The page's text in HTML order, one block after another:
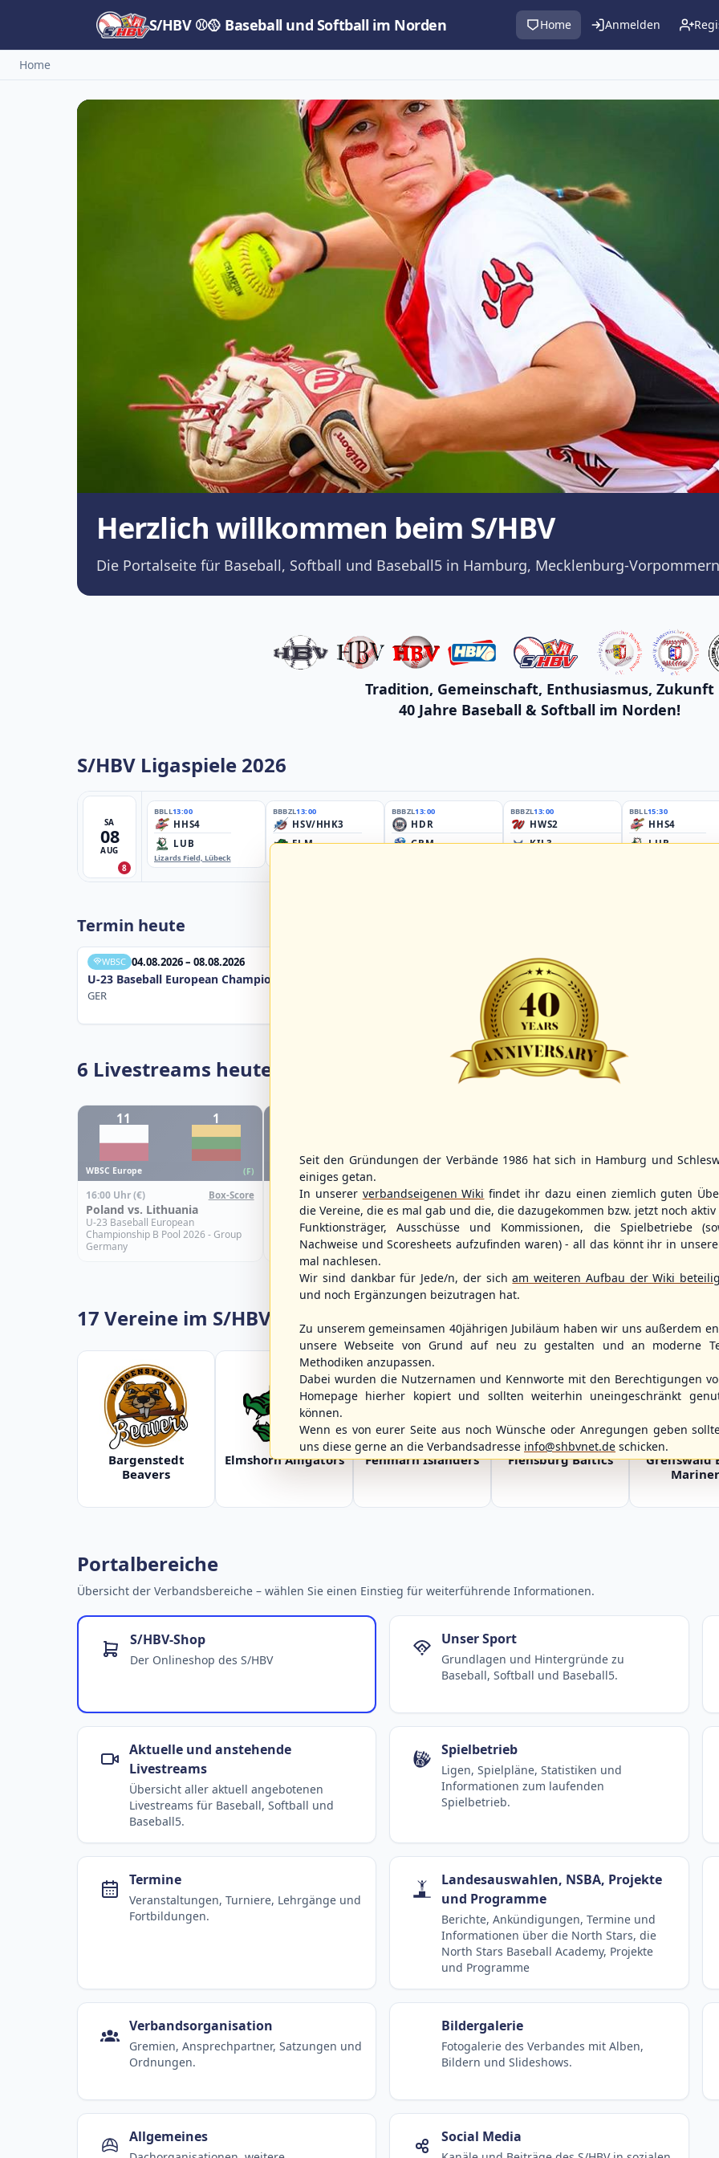
S/HBV ⚾🥎 Baseball und Softball im Norden Home Anmelden
Home
Herzlich willkommen beim S/HBV
Die Portalseite für Baseball, Softball und Baseball5 in Hamburg, Mecklenburg-
Tradition, Gemeinschaft, Enthusiasmus, Zukunft
40 Jahre Baseball & Softball im Norden!
S/HBV Ligaspiele 2026
SA
08
AUG
8
BBLL13:00
HHS4
LUB
Lizards Field, Lübeck
BBBZL13:00
HSV/HHK3
ELM
BBBZL13:00
HDR
GBM
BBBZL13:00
HWS2
KIL3
BBLL15:30
HHS4
LUB
Termin heute
WBSC 04.08.2026 – 08.08.2026
U-23 Baseball European Championship B Pool 2026 - Group Germany
GER
6 Livestreams heute
11 1
WBSC Europe (F)
16:00 Uhr(€) Box-Score
Poland vs. Lithuania
U-23 Baseball European
Championship B Pool 2026 - Group
Germany
WBSC Europe
15:00 Uhr(€) Box-Score
Greece vs. Spain
U-23 Baseball European
Championship B Pool 2026 - Group
12:00 Uhr(€) Box-Score
Denmark vs. Sweden
U-23 Baseball European
Championship B Pool 2026 - Group
Germany
WBSC Europe
11:30 Uhr(€)
Slovakia vs.
U-23 Baseball
Championship B
Spain
17 Vereine im S/HBV
Bargenstedt
Beavers
Elmshorn Alligators Fehmarn Islanders Flensburg Baltics
Greifswald
Portalbereiche
Übersicht der Verbandsbereiche – wählen Sie einen Einstieg für weiterführende Informationen.
S/HBV-Shop
Der Onlineshop des S/HBV
Unser Sport
Grundlagen und Hintergründe zu
Baseball, Softball und Baseball5.
Aktuelle und anstehende
Livestreams
Übersicht aller aktuell angebotenen
Livestreams für Baseball, Softball und
Baseball5.
Spielbetrieb
Ligen, Spielpläne, Statistiken und
Informationen zum laufenden
Spielbetrieb.
Termine
Veranstaltungen, Turniere, Lehrgänge und
Fortbildungen.
Landesauswahlen, NSBA, Projekte
und Programme
Berichte, Ankündigungen, Termine und
Informationen über die North Stars, die
North Stars Baseball Academy, Projekte
und Programme
Verbandsorganisation
Gremien, Ansprechpartner, Satzungen und
Ordnungen.
Bildergalerie
Fotogalerie des Verbandes mit Alben,
Bildern und Slideshows.
Allgemeines Social Media
Seit den Gründungen der Verbände 1986 hat sich in Hamburg und
einiges getan.
In unserer verbandseigenen Wiki findet ihr dazu einen ziemlich guten
die Vereine, die es mal gab und die, die dazugekommen bzw. jetzt noch aktiv
Funktionsträger, Ausschüsse und Kommissionen, die Spielbetriebe
Nachweise und Scoresheets aufzufinden waren) - all das könnt ihr in
mal nachlesen.
Wir sind dankbar für Jede/n, der sicham weiteren Aufbau der Wiki
und noch Ergänzungen beizutragen hat.
Zu unserem gemeinsamen 40jährigen Jubiläum haben wir uns außerdem
unsere Webseite von Grund auf neu zu gestalten und an moderne
Methodiken anzupassen.
Dabei wurden die Nutzernamen und Kennworte mit den Berechtigungen
Homepage hierher kopiert und sollten weiterhin uneingeschränkt
können.
Wenn es von eurer Seite aus noch Wünsche oder Anregungen geben
uns diese gerne an die Verbandsadresse info@shbvnet.de schicken.